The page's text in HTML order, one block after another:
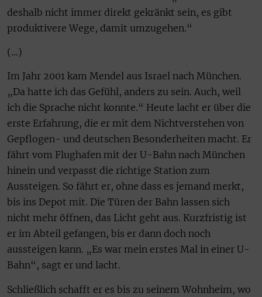
deshalb nicht immer direkt gekränkt sein, es gibt
produktivere Wege, damit umzugehen.“
(…)
Im Jahr 2001 kam Mendel aus Israel nach München.
„Da hatte ich das Gefühl, anders zu sein. Auch, weil
ich die Sprache nicht konnte.“ Heute lacht er über die
erste Erfahrung, die er mit dem Nichtverstehen von
Gepflogen- und deutschen Besonderheiten macht. Er
fährt vom Flughafen mit der U-Bahn nach München
hinein und verpasst die richtige Station zum
Aussteigen. So fährt er, ohne dass es jemand merkt,
bis ins Depot mit. Die Türen der Bahn lassen sich
nicht mehr öffnen, das Licht geht aus. Kurzfristig ist
er im Abteil gefangen, bis er dann doch noch
aussteigen kann. „Es war mein erstes Mal in einer U-
Bahn“, sagt er und lacht.
Schließlich schafft er es bis zu seinem Wohnheim, wo